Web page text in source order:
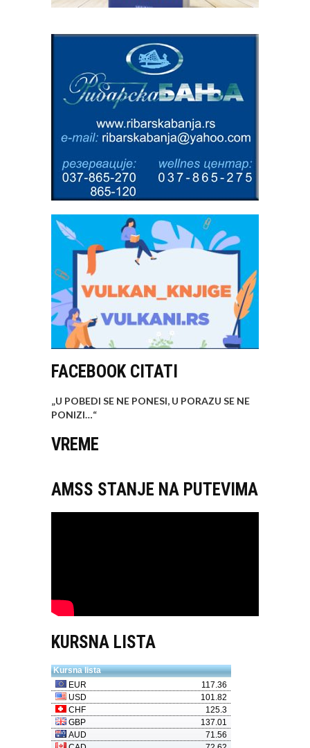
FACEBOOK CITATI
„U POBEDI SE NE PONESI, U PORAZU SE NE
PONIZI…“
VREME
AMSS STANJE NA PUTEVIMA
KURSNA LISTA